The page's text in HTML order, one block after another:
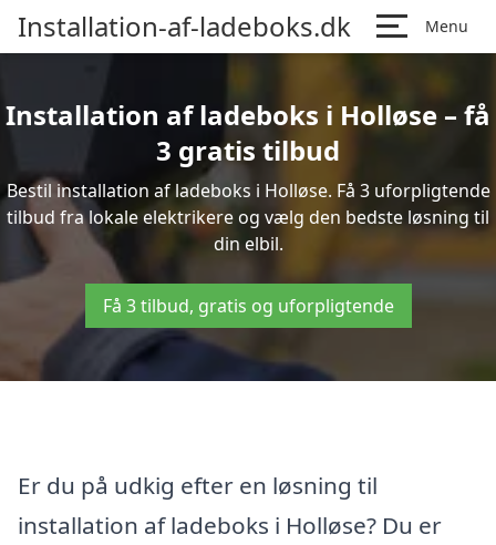
Installation-af-ladeboks.dk Menu
Installation af ladeboks i Holløse – få
3 gratis tilbud
Bestil installation af ladeboks i Holløse. Få 3 uforpligtende
tilbud fra lokale elektrikere og vælg den bedste løsning til
din elbil.
Få 3 tilbud, gratis og uforpligtende
Er du på udkig efter en løsning til
installation af ladeboks i Holløse? Du er